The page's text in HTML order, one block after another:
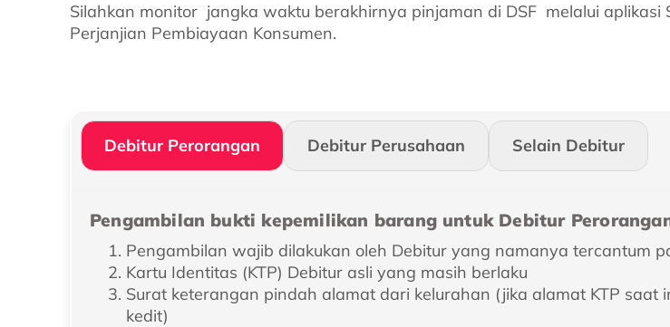
Silahkan monitor jangka waktu berakhirnya pinjaman di DSF melalui
Perjanjian Pembiayaan Konsumen.
Debitur Perorangan Debitur Perusahaan Selain Debitur
Pengambilan bukti kepemilikan barang untuk Debitur
Pengambilan wajib dilakukan oleh Debitur yang namanya tercantum
Kartu Identitas (KTP) Debitur asli yang masih berlaku
Surat keterangan pindah alamat dari kelurahan (jika alamat KTP saat
kedit)​